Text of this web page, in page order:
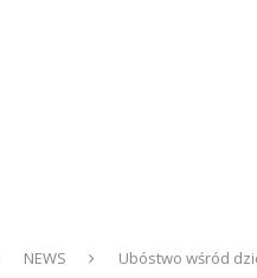
NEWS Ubóstwo wśród